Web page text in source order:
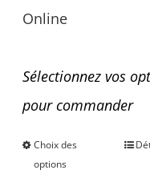
Online
Sélectionnez vos
pour commander
Choix des
options
Ce